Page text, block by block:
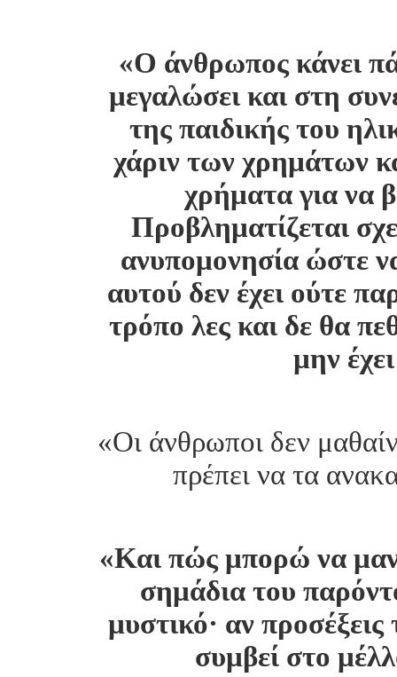
«Ο άνθρωπος κάνει
μεγαλώσει και στη
της παιδικής του
χάριν των χρημάτων
χρήματα για να
Προβληματίζεται
ανυπομονησία ώστε
αυτού δεν έχει ούτε
τρόπο λες και δε θα
μην
«Οι άνθρωποι δεν
πρέπει να τα
«Και πώς μπορώ να
σημάδια του
μυστικό· αν
συμβεί στο